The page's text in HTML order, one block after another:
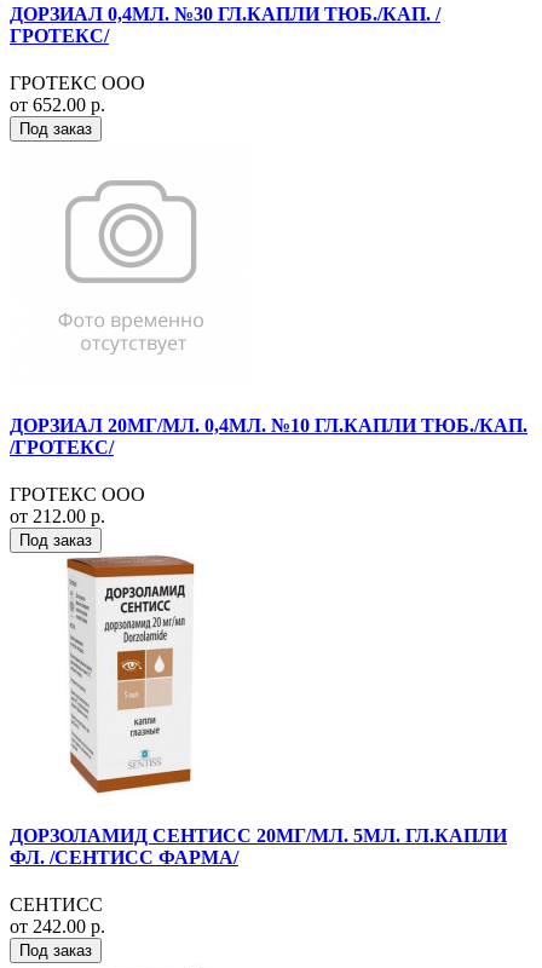
ДОРЗИАЛ 0,4МЛ. №30 ГЛ.КАПЛИ ТЮБ./КАП. /
ГРОТЕКС/
ГРОТЕКС ООО
от 652.00 р.
Под заказ
ДОРЗИАЛ 20МГ/МЛ. 0,4МЛ. №10 ГЛ.КАПЛИ ТЮБ./КАП.
/ГРОТЕКС/
ГРОТЕКС ООО
от 212.00 р.
Под заказ
ДОРЗОЛАМИД СЕНТИСС 20МГ/МЛ. 5МЛ. ГЛ.КАПЛИ
ФЛ. /СЕНТИСС ФАРМА/
СЕНТИСС
от 242.00 р.
Под заказ